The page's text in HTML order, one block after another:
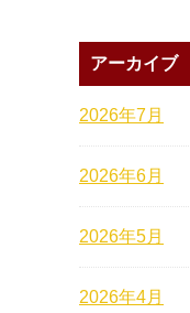
アーカイブ
2026年7月
2026年6月
2026年5月
2026年4月